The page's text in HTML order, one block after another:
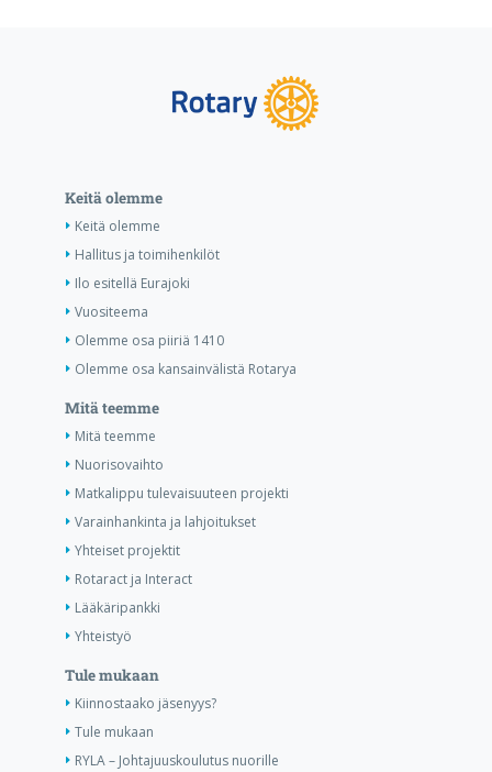
Keitä olemme
Keitä olemme
Hallitus ja toimihenkilöt
Ilo esitellä Eurajoki
Vuositeema
Olemme osa piiriä 1410
Olemme osa kansainvälistä Rotarya
Mitä teemme
Mitä teemme
Nuorisovaihto
Matkalippu tulevaisuuteen projekti
Varainhankinta ja lahjoitukset
Yhteiset projektit
Rotaract ja Interact
Lääkäripankki
Yhteistyö
Tule mukaan
Kiinnostaako jäsenyys?
Tule mukaan
RYLA – Johtajuuskoulutus nuorille